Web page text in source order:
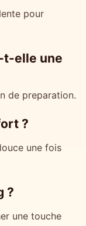
pour
t-elle une
de preparation.
?
une fois
?
une touche